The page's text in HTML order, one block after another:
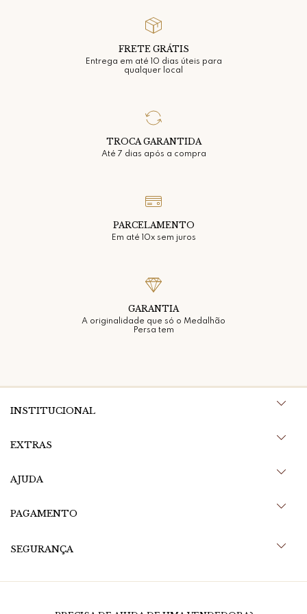
FRETE GRÁTIS
Entrega em até 10 dias úteis para
qualquer local
TROCA GARANTIDA
Até 7 dias após a compra
PARCELAMENTO
Em até 10x sem juros
GARANTIA
A originalidade que só o Medalhão
Persa tem
INSTITUCIONAL
EXTRAS
AJUDA
PAGAMENTO
SEGURANÇA